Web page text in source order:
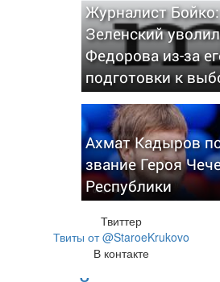
Журналист Бойко:
Зеленский уволил
Федорова из-за
подготовки к
Ахмат Кадыров
звание Героя
Республики
Твиттер
Твиты от @StaroeKrukovo
В контакте